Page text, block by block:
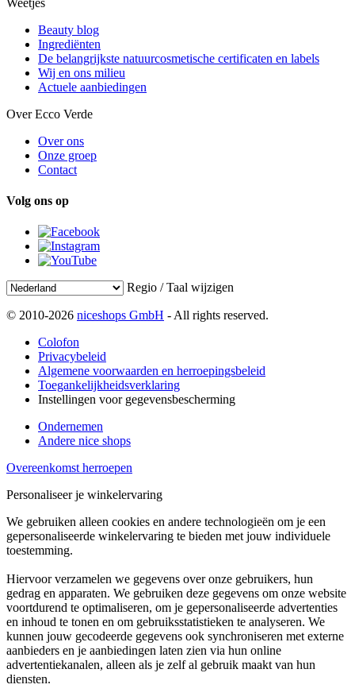
Beauty blog
Ingrediënten
De belangrijkste natuurcosmetische certificaten en labels
Wij en ons milieu
Actuele aanbiedingen
Over Ecco Verde
Over ons
Onze groep
Contact
Volg ons op
Regio / Taal wijzigen
© 2010-2026 niceshops GmbH - All rights reserved.
Colofon
Privacybeleid
Algemene voorwaarden en herroepingsbeleid
Toegankelijkheidsverklaring
Instellingen voor gegevensbescherming
Ondernemen
Andere nice shops
Overeenkomst herroepen
Personaliseer je winkelervaring
We gebruiken alleen cookies en andere technologieën om je een
gepersonaliseerde winkelervaring te bieden met jouw individuele
toestemming.
Hiervoor verzamelen we gegevens over onze gebruikers, hun
gedrag en apparaten. We gebruiken deze gegevens om onze website
voortdurend te optimaliseren, om je gepersonaliseerde advertenties
en inhoud te tonen en om gebruiksstatistieken te analyseren. We
kunnen jouw gecodeerde gegevens ook synchroniseren met externe
aanbieders en je aanbiedingen laten zien via hun online
advertentiekanalen, alleen als je zelf al gebruik maakt van hun
diensten.